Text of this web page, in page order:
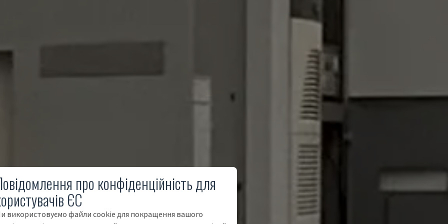
про конфіденційність для
ЄС
використовуємо файли cookie для покращення вашого